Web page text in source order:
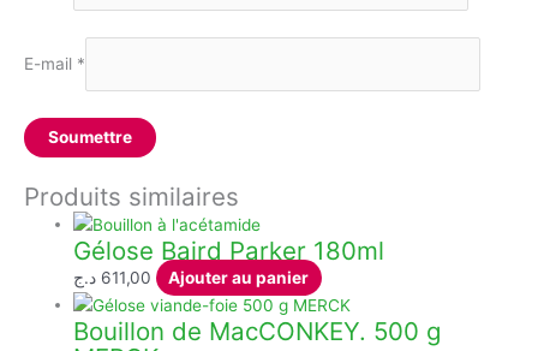
E-mail *
Produits similaires
Gélose Baird Parker 180ml
611,00 د.ج Ajouter au panier
Bouillon de MacCONKEY. 500 g